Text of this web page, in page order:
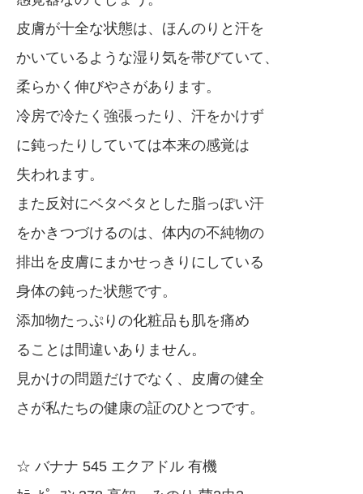
皮膚が十全な状態は、ほんのりと汗を
かいているような湿り気を帯びていて、
柔らかく伸びやさがあります。
冷房で冷たく強張ったり、汗をかけず
に鈍ったりしていては本来の感覚は
失われます。
また反対にベタベタとした脂っぽい汗
をかきつづけるのは、体内の不純物の
排出を皮膚にまかせっきりにしている
身体の鈍った状態です。
添加物たっぷりの化粧品も肌を痛め
ることは間違いありません。
見かけの問題だけでなく、皮膚の健全
さが私たちの健康の証のひとつです。
☆ バナナ 545 エクアドル 有機